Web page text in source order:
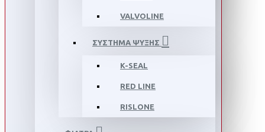
VALVOLINE
ΣΥΣΤΗΜΑ ΨΥΞΗΣ
K-SEAL
RED LINE
RISLONE